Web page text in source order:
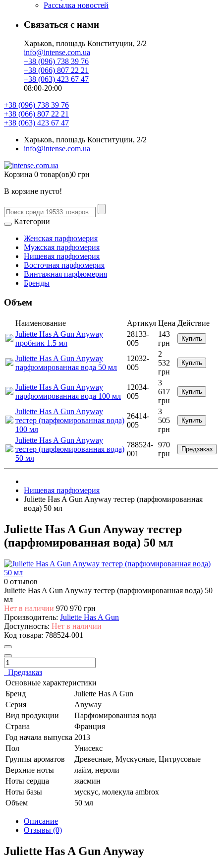
Рассылка новостей
Связаться с нами
Харьков, площадь Конституции, 2/2
info@intense.com.ua
+38 (096) 738 39 76
+38 (066) 807 22 21
+38 (063) 423 67 47
08:00-20:00
+38 (096) 738 39 76
+38 (066) 807 22 21
+38 (063) 423 67 47
Харьков, площадь Конституции, 2/2
info@intense.com.ua
Корзина 0 товар(ов)0 грн
В корзине пусто!
Категории
Женская парфюмерия
Мужская парфюмерия
Нишевая парфюмерия
Восточная парфюмерия
Винтажная парфюмерия
Бренды
Объем
Наименование Артикул Цена Действие
Juliette Has A Gun Anyway
пробник 1.5 мл
28133-
005
143
грн
Купить
Juliette Has A Gun Anyway
парфюмированная вода 50 мл
12032-
005
2
532
грн
Купить
Juliette Has A Gun Anyway
парфюмированная вода 100 мл
12034-
005
3
617
грн
Купить
Juliette Has A Gun Anyway
тестер (парфюмированная вода)
100 мл
26414-
005
3
505
грн
Купить
Juliette Has A Gun Anyway
тестер (парфюмированная вода)
50 мл
788524-
001
970
грн
Предзаказ
Нишевая парфюмерия
Juliette Has A Gun Anyway тестер (парфюмированная
вода) 50 мл
Juliette Has A Gun Anyway тестер
(парфюмированная вода) 50 мл
0 отзывов
Juliette Has A Gun Anyway тестер (парфюмированная вода) 50
мл
Нет в наличии 970 970 грн
Производитель: Juliette Has A Gun
Доступность: Нет в наличии
Код товара: 788524-001
Предзаказ
Основные характеристики
Бренд
Juliette Has A Gun
Серия
Anyway
Вид продукции
Парфюмированная вода
Страна
Франция
Год начала выпуска 2013
Пол
Унисекс
Группы ароматов
Древесные, Мускусные, Цитрусовые
Верхние ноты
лайм, нероли
Ноты сердца
жасмин
Ноты базы
мускус, молекула ambrox
Объем
50 мл
Описание
Отзывы (0)
Juliette Has A Gun Anyway